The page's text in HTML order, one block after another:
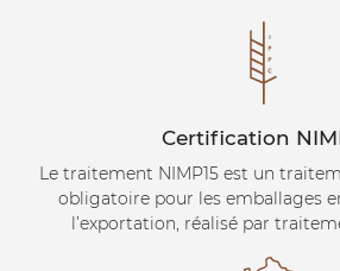
Certification
Le traitement NIMP15 est un
obligatoire pour les emballages
l’exportation, réalisé par